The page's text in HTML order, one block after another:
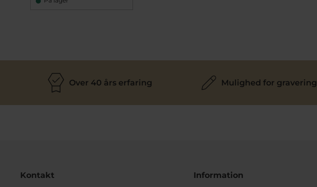
Over 40 års erfaring Mulighed for gravering
Kontakt Information